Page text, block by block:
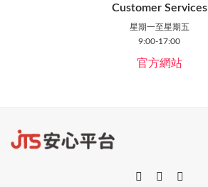
Customer Services
星期一至星期五
9:00-17:00
官方網站